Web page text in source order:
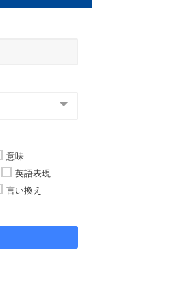
意味
英語表現
言い換え